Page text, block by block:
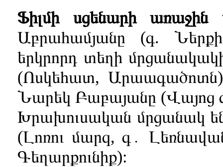
Ֆիլմի սցենարի առաջին
Աբրահամյանը (գ.
երկրորդ տեղի
(Ոսկեհատ,
Նարեկ Բաբայանը (Վայոց
Խրախուսական մրցանակ
(Լոռու մարզ, գ․
Գեղարքունիք):